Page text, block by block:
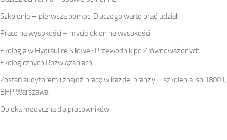
Szkolenie – pierwsza pomoc. Dlaczego warto brać udział.
Prace na wysokości – mycie okien na wysokości
Ekologia w Hydraulice Siłowej: Przewodnik po Zrównoważonych i
Ekologicznych Rozwiązaniach
Zostań audytorem i znajdź pracę w każdej branży – szkolenia iso 18001,
BHP Warszawa.
Opieka medyczna dla pracowników